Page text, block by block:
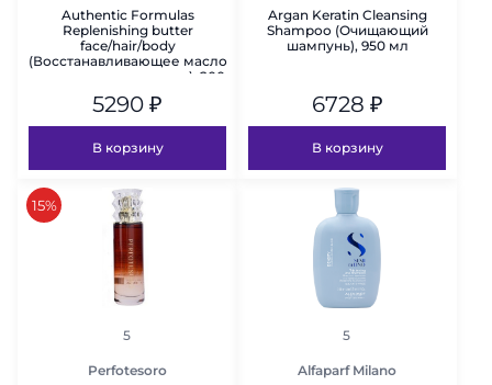
Authentic Formulas
Replenishing butter
face/hair/body
(Восстанавливающее масло
для лица, волос и тела), 200
5290 ₽
В корзину
Argan Keratin Cleansing
Shampoo (Очищающий
шампунь), 950 мл
6728 ₽
В корзину
скидка
15%
рейтинг
5
Perfotesoro
рейтинг
5
Alfaparf Milano